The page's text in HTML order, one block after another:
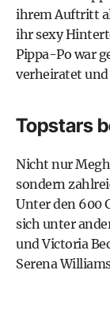
ihrem Auftritt
ihr sexy
Pippa-Po war
verheiratet
Topstars
Nicht nur
sondern
Unter den 600
sich unter
und Victoria
Serena